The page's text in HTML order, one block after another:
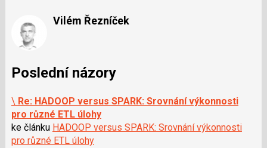
Vilém Řezníček
Poslední názory
\ Re: HADOOP versus SPARK: Srovnání výkonnosti
pro různé ETL úlohy
ke článku HADOOP versus SPARK: Srovnání výkonnosti
pro různé ETL úlohy